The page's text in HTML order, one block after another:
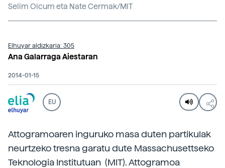
Selim Olcum eta Nate Cermak/MIT
Elhuyar aldizkaria: 305
Ana Galarraga Aiestaran
2014-01-15
EU
Attogramoaren inguruko masa duten partikulak
neurtzeko tresna garatu dute Massachusettseko
Teknologia Institutuan (MIT). Attogramoa